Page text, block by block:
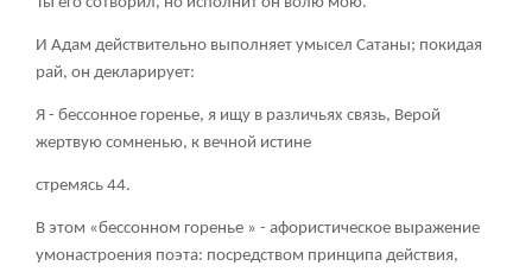
И Адам действительно выполняет умысел Сатаны; покидая
рай, он декларирует:
Я - бессонное горенье, я ищу в различьях связь, Верой
жертвую сомненью, к вечной истине
стремясь 44.
В этом «бессонном горенье » - афористическое выражение
умонастроения поэта: посредством принципа действия,